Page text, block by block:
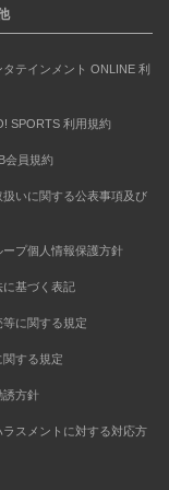
タテインメント ONLINE 利
SPORTS 利用規約
会員規約
いに関する公表事項及び
ープ個人情報保護方針
基づく表記
等に関する規定
する規定
誘方針
ラスメントに対する対応方